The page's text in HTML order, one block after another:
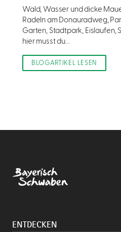
Wald, Wasser und dicke
Radeln am Donauradweg,
Garten, Stadtpark, Eislaufen,
hier musst du...
BLOGARTIKEL LESEN
ENTDECKEN